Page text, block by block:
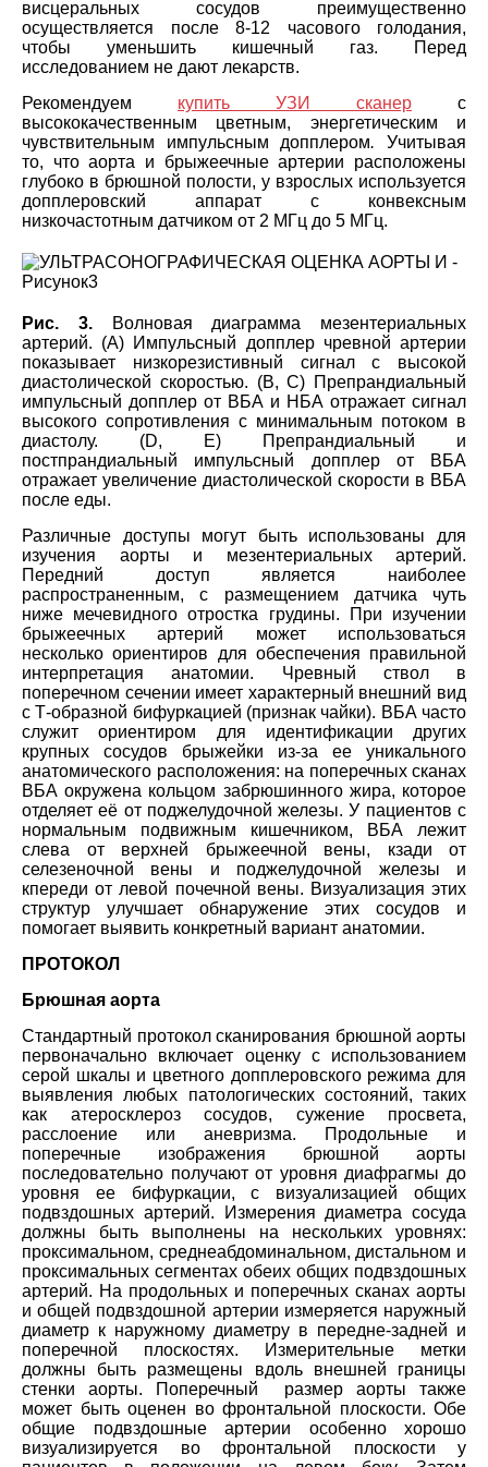
висцеральных сосудов преимущественно
осуществляется после 8-12 часового голодания,
чтобы уменьшить кишечный газ. Перед
исследованием не дают лекарств.
Рекомендуем купить УЗИ сканер с
высококачественным цветным, энергетическим и
чувствительным импульсным допплером.Учитывая
то, что аорта и брыжеечные артерии расположены
глубоко в брюшной полости, у взрослых используется
допплеровский аппарат с конвексным
низкочастотным датчиком от 2 МГц до 5 МГц.
Рис. 3.Волновая диаграмма мезентериальных
артерий. (A) Импульсный допплер чревной артерии
показывает низкорезистивный сигнал с высокой
диастолической скоростью. (B, C) Препрандиальный
импульсный допплер от ВБА и НБА отражает сигнал
высокого сопротивления с минимальным потоком в
диастолу. (D, E) Препрандиальный и
постпрандиальный импульсный допплер от ВБА
отражает увеличение диастолической скорости в ВБА
после еды.
Различные доступы могут быть использованы для
изучения аорты и мезентериальных артерий.
Передний доступ является наиболее
распространенным, с размещением датчика чуть
ниже мечевидного отростка грудины. При изучении
брыжеечных артерий может использоваться
несколько ориентиров для обеспечения правильной
интерпретация анатомии. Чревный ствол в
поперечном сечении имеет характерный внешний вид
с Т-образной бифуркацией (признак чайки). ВБА часто
служит ориентиром для идентификации других
крупных сосудов брыжейки из-за ее уникального
анатомического расположения: на поперечных сканах
ВБА окружена кольцом забрюшинного жира, которое
отделяет её от поджелудочной железы. У пациентов с
нормальным подвижным кишечником, ВБА лежит
слева от верхней брыжеечной вены, кзади от
селезеночной вены и поджелудочной железы и
кпереди от левой почечной вены. Визуализация этих
структур улучшает обнаружение этих сосудов и
помогает выявить конкретный вариант анатомии.
ПРОТОКОЛ
Брюшная аорта
Стандартный протокол сканирования брюшной аорты
первоначально включает оценку с использованием
серой шкалы и цветного допплеровского режима для
выявления любых патологических состояний, таких
как атеросклероз сосудов, сужение просвета,
расслоение или аневризма. Продольные и
поперечные изображения брюшной аорты
последовательно получают от уровня диафрагмы до
уровня ее бифуркации, с визуализацией общих
подвздошных артерий. Измерения диаметра сосуда
должны быть выполнены на нескольких уровнях:
проксимальном, среднеабдоминальном, дистальном и
проксимальных сегментах обеих общих подвздошных
артерий. На продольных и поперечных сканах аорты
и общей подвздошной артерии измеряется наружный
диаметр к наружному диаметру в передне-задней и
поперечной плоскостях. Измерительные метки
должны быть размещены вдоль внешней границы
стенки аорты. Поперечный размер аорты также
может быть оценен во фронтальной плоскости. Обе
общие подвздошные артерии особенно хорошо
визуализируется во фронтальной плоскости у